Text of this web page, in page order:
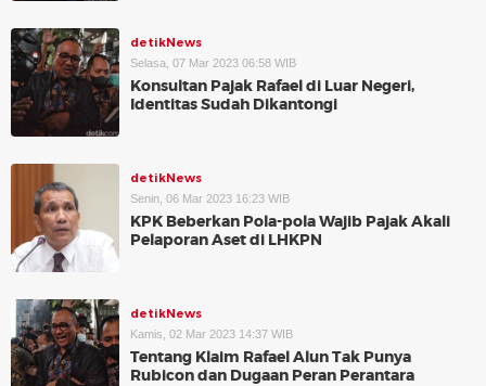
detikNews
Selasa, 07 Mar 2023 06:58 WIB
Konsultan Pajak Rafael di Luar Negeri,
Identitas Sudah Dikantongi
detikNews
Senin, 06 Mar 2023 16:23 WIB
KPK Beberkan Pola-pola Wajib Pajak Akali
Pelaporan Aset di LHKPN
detikNews
Kamis, 02 Mar 2023 14:37 WIB
Tentang Klaim Rafael Alun Tak Punya
Rubicon dan Dugaan Peran Perantara